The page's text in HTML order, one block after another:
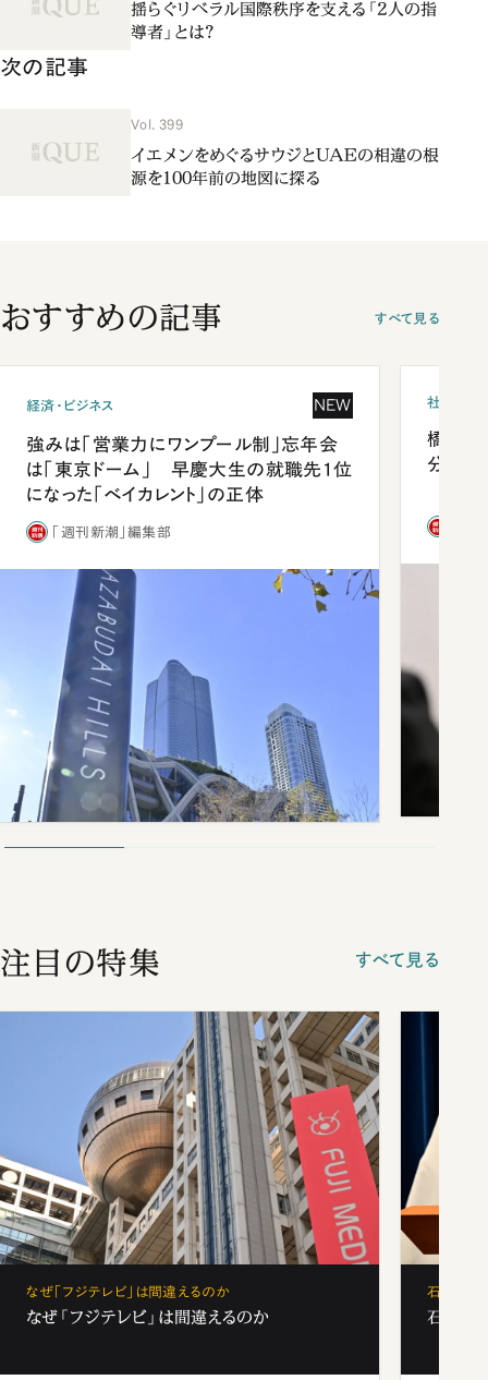
揺らぐリベラル国際秩序を支える「2人の指
導者」とは？
次の記事
Vol. 399
イエメンをめぐるサウジとUAEの相違の根
源を100年前の地図に探る
おすすめの記事 すべて見る
経済・ビジネス NEW
強みは「営業力にワンプール制」忘年会
は「東京ドーム」 早慶大生の就職先1位
になった「ベイカレント」の正体
「週刊新潮」編集部
社会
橋本愛
分 佐
注目の特集 すべて見る
なぜ「フジテレビ」は間違えるのか
なぜ「フジテレビ」は間違えるのか
石破茂、
石破茂